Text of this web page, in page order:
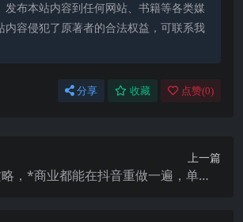
发布本站内容到任何网站、书籍等各类媒
内容侵犯了原著者的合法权益，可联系我
分享 收藏 点赞(0)
上一篇
，*商业都能在抖音重做一遍，单月G